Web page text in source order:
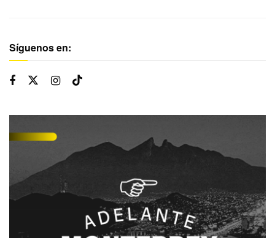
Síguenos en: